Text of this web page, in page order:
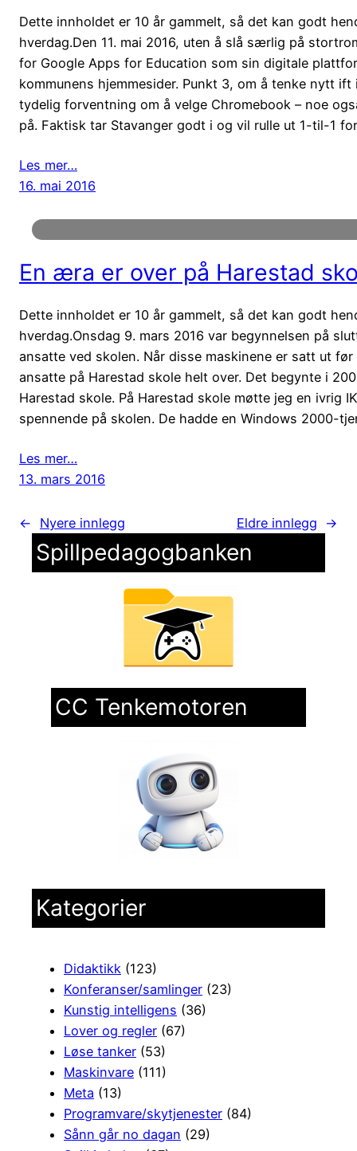
Dette innholdet er 10 år gammelt, så det kan godt
hverdag.Den 11. mai 2016, uten å slå særlig på
for Google Apps for Education som sin digitale
kommunens hjemmesider. Punkt 3, om å tenke nytt
tydelig forventning om å velge Chromebook – noe
på. Faktisk tar Stavanger godt i og vil rulle ut 1-til-1
Les mer…
16. mai 2016
En æra er over på Harestad
Dette innholdet er 10 år gammelt, så det kan godt
hverdag.Onsdag 9. mars 2016 var begynnelsen på
ansatte ved skolen. Når disse maskinene er satt ut
ansatte på Harestad skole helt over. Det begynte i
Harestad skole. På Harestad skole møtte jeg en ivrig
spennende på skolen. De hadde en Windows 2000-
Les mer…
13. mars 2016
← Nyere innlegg Eldre innlegg →
Spillpedagogbanken
CC Tenkemotoren
Kategorier
Didaktikk (123)
Konferanser/samlinger (23)
Kunstig intelligens (36)
Lover og regler (67)
Løse tanker (53)
Maskinvare (111)
Meta (13)
Programvare/skytjenester (84)
Sånn går no dagan (29)